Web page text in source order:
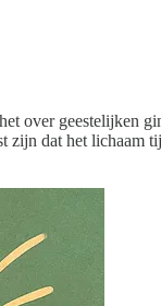
over geestelijken
zijn dat het lichaam